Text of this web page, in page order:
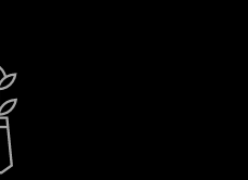
l’aide d’un
cheminée et
solution de